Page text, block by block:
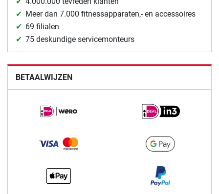
Meer dan 7.000 fitnessapparaten,- en accessoires
69 filialen
75 deskundige servicemonteurs
BETAALWIJZEN